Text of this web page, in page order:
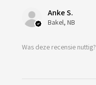
Anke S.
Bakel, NB
Was deze recensie nuttig?